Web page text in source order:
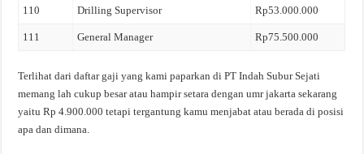
110 Drilling Supervisor Rp53.000.000
111 General Manager Rp75.500.000
Terlihat dari daftar gaji yang kami paparkan di PT Indah Subur Sejati
memang lah cukup besar atau hampir setara dengan umr jakarta sekarang
yaitu Rp 4.900.000 tetapi tergantung kamu menjabat atau berada di posisi
apa dan dimana.